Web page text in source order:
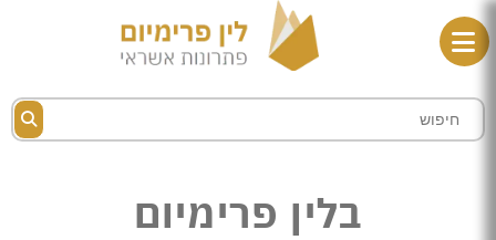
בלין פרימיום